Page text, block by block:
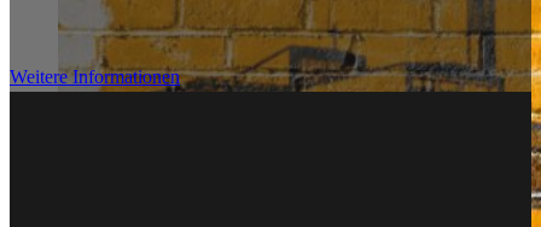
Weitere Informationen